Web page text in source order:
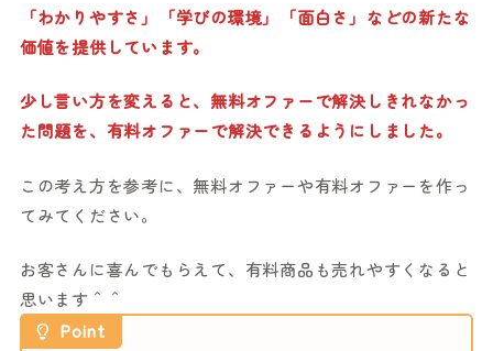
「わかりやすさ」「学びの環境」「面白さ」などの新たな
価値を提供しています。
少し言い方を変えると、無料オファーで解決しきれなかっ
た問題を、有料オファーで解決できるようにしました。
この考え方を参考に、無料オファーや有料オファーを作っ
てみてください。
お客さんに喜んでもらえて、有料商品も売れやすくなると
思います＾＾
Point